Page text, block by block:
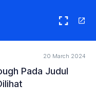
20 March 2024
Pada Judul